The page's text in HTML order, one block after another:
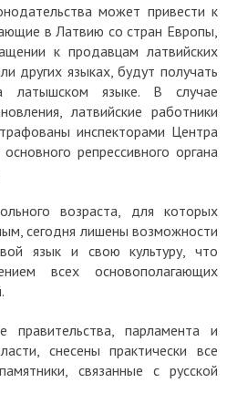
может привести к
в Латвию со стран Европы,
к продавцам латвийских
других языках, будут получать
латышском языке. В случае
латвийские работники
инспекторами Центра
репрессивного органа
возраста, для которых
сегодня лишены возможности
язык и свою культуру, что
всех основополагающих
парламента и
снесены практически все
связанные с русской